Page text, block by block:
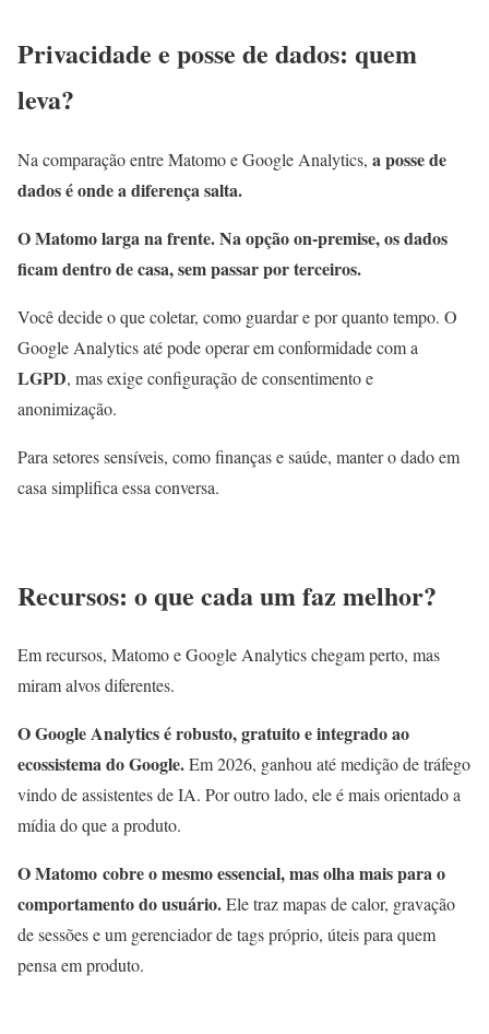
Privacidade e posse de dados: quem
leva?
Na comparação entre Matomo e Google Analytics, a posse de
dados é onde a diferença salta.
O Matomo larga na frente. Na opção on-premise, os dados
ficam dentro de casa, sem passar por terceiros.
Você decide o que coletar, como guardar e por quanto tempo. O
Google Analytics até pode operar em conformidade com a
LGPD, mas exige configuração de consentimento e
anonimização.
Para setores sensíveis, como finanças e saúde, manter o dado em
casa simplifica essa conversa.
Recursos: o que cada um faz melhor?
Em recursos, Matomo e Google Analytics chegam perto, mas
miram alvos diferentes.
O Google Analytics é robusto, gratuito e integrado ao
ecossistema do Google.Em 2026, ganhou até medição de tráfego
vindo de assistentes de IA. Por outro lado, ele é mais orientado a
mídia do que a produto.
O Matomo cobre o mesmo essencial, mas olha mais para o
comportamento do usuário.Ele traz mapas de calor, gravação
de sessões e um gerenciador de tags próprio, úteis para quem
pensa em produto.